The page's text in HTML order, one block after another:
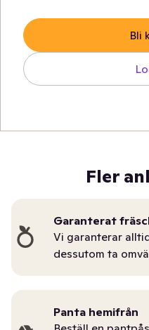
Bli
Fler
Garanterat
Vi garanterar
dessutom ta
Panta hemifrån